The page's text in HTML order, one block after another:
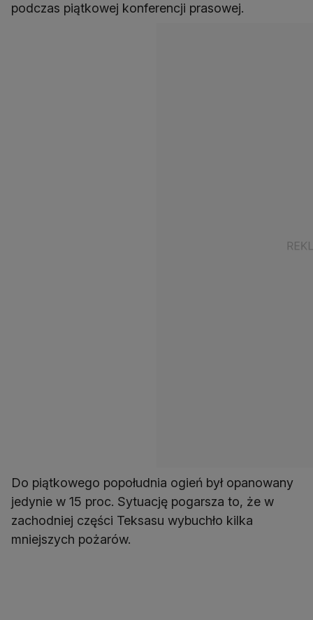
podczas piątkowej konferencji prasowej.
Do piątkowego popołudnia ogień był opanowany
jedynie w 15 proc. Sytuację pogarsza to, że w
zachodniej części Teksasu wybuchło kilka
mniejszych pożarów.